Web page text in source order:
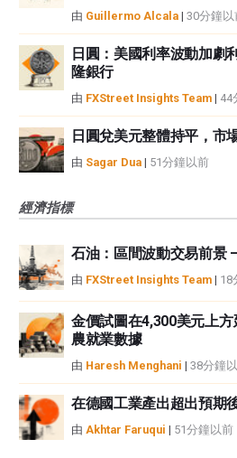
由 Guillermo Alcala | 30分鐘以
日圓：美國利率波動加
隆銀行
由 FXStreet Insights Team | 44
日圓兌美元整體持平，市
由 Sagar Dua | 51分鐘以前
經濟指標
石油：區間波動交易前景
由 FXStreet Insights Team | 18
金價試圖在4,300美元上
農就業數據
由 Haresh Menghani | 38分鐘
在德國工業產出超出預期
由 Akhtar Faruqui | 51分鐘以前